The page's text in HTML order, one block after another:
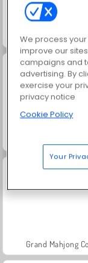
Juice Merge
Grand Mahjong
We process
improve our
campaigns and
advertising. By
exercise your
privacy notice
Cookie Policy
Your